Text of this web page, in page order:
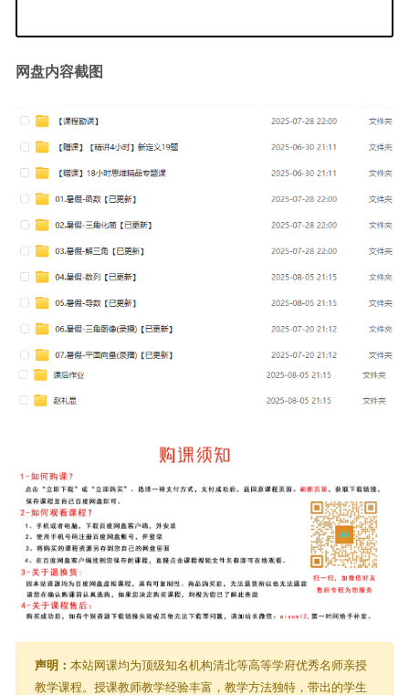
网盘内容截图
声明： 本站网课均为顶级知名机构清北等高等学府优秀名师亲授
教学课程。授课教师教学经验丰富，教学方法独特，带出的学生